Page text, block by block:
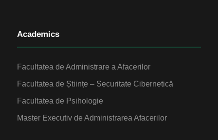
Academics
Facultatea de Administrare a Afacerilor
Facultatea de Științe – Securitate Cibernetică
Facultatea de Psihologie
Master Executiv de Administrarea Afacerilor